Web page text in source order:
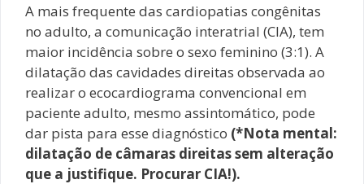
A mais frequente das cardiopatias congênitas
no adulto, a comunicação interatrial (CIA), tem
maior incidência sobre o sexo feminino (3:1). A
dilatação das cavidades direitas observada ao
realizar o ecocardiograma convencional em
paciente adulto, mesmo assintomático, pode
dar pista para esse diagnóstico (*Nota mental:
dilatação de câmaras direitas sem alteração
que a justifique. Procurar CIA!).